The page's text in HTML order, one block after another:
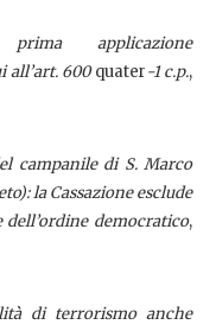
applicazione
all’art. 600quater-1 c.p.,
campanile di S. Marco
la Cassazione esclude
democratico,
di terrorismo anche